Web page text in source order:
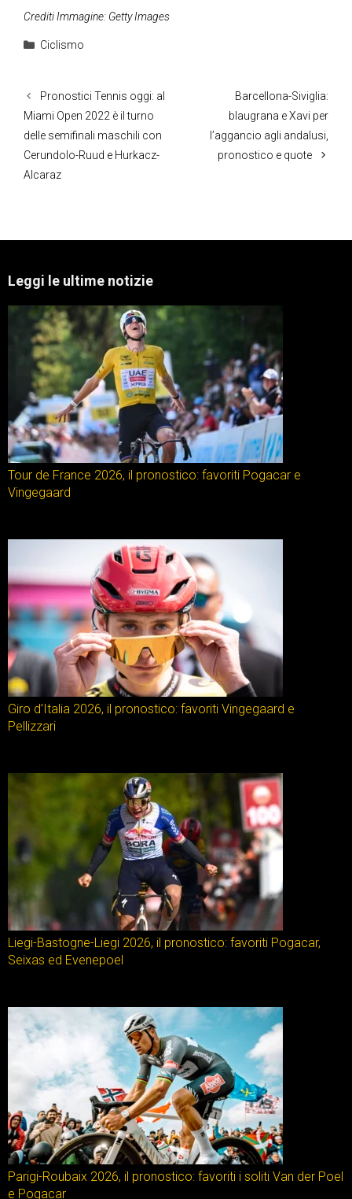
Crediti Immagine: Getty Images
Categorie
Ciclismo
Pronostici Tennis oggi: al
Miami Open 2022 è il turno
delle semifinali maschili con
Cerundolo-Ruud e Hurkacz-
Alcaraz
Barcellona-Siviglia:
blaugrana e Xavi per
l’aggancio agli andalusi,
pronostico e quote
Leggi le ultime notizie
Tour de France 2026, il pronostico: favoriti Pogacar e
Vingegaard
Giro d’Italia 2026, il pronostico: favoriti Vingegaard e
Pellizzari
Liegi-Bastogne-Liegi 2026, il pronostico: favoriti Pogacar,
Seixas ed Evenepoel
Parigi-Roubaix 2026, il pronostico: favoriti i soliti Van der Poel
e Pogacar